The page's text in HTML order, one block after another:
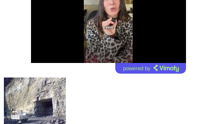
powered by